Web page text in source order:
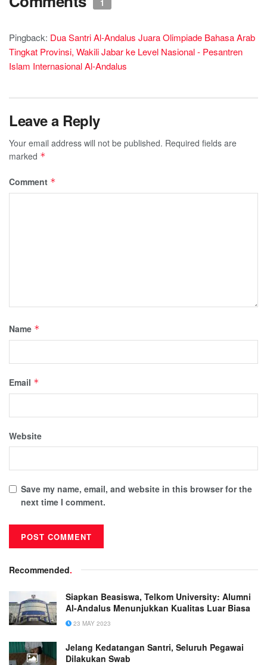
1
Pingback: Dua Santri Al-Andalus Juara Olimpiade Bahasa Arab
Tingkat Provinsi, Wakili Jabar ke Level Nasional - Pesantren
Islam Internasional Al-Andalus
Leave a Reply
Your email address will not be published. Required fields are
marked *
Comment *
Name *
Email *
Website
Save my name, email, and website in this browser for the
next time I comment.
Recommended.
Siapkan Beasiswa, Telkom University: Alumni
Al-Andalus Menunjukkan Kualitas Luar Biasa
23 MAY 2023
Jelang Kedatangan Santri, Seluruh Pegawai
Dilakukan Swab